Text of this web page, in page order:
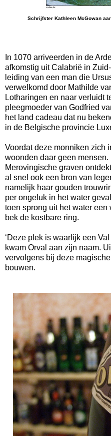
Schrijfster Kathleen McGowan
In 1070 arriveerden in de
afkomstig uit Calabrië in
leiding van een man die
verwelkomd door Mathilde
Lotharingen en naar verluidt
pleegmoeder van Godfried
het land cadeau dat nu
in de Belgische provincie
Voordat deze monniken zich
woonden daar geen
Merovingische graven
al snel ook een bron van
namelijk haar gouden
per ongeluk in het water
toen sprong uit het water
bek de kostbare ring.
‘Deze plek is waarlijk een Val
kwam Orval aan zijn naam.
vervolgens bij deze
bouwen.